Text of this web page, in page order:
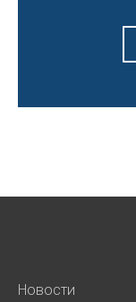
Новости